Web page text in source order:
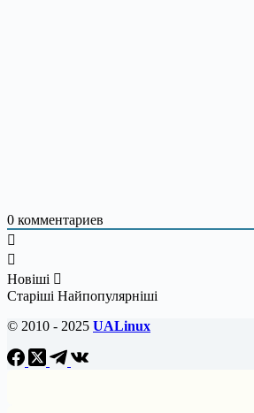
0 комментариев
Новіші
Старіші Найпопулярніші
© 2010 - 2025 UALinux